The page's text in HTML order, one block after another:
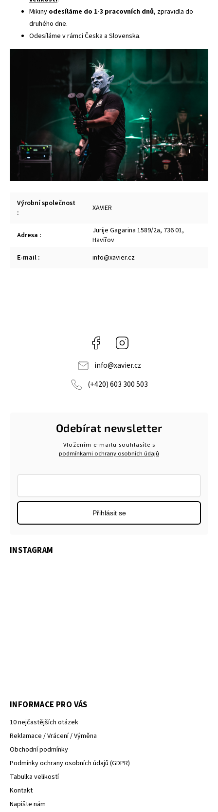
Mikiny odesíláme do 1-3 pracovních dnů, zpravidla do
druhého dne.
Odesíláme v rámci Česka a Slovenska.
Výrobní společnost
:
XAVIER
Adresa :
Jurije Gagarina 1589/2a, 736 01,
Havířov
E-mail : info@xavier.cz
Facebook
info@xavier.cz
(+420) 603 300 503
Odebírat newsletter
Vložením e-mailu souhlasíte s
podmínkami ochrany osobních údajů
Přihlásit se
INSTAGRAM
INFORMACE PRO VÁS
10 nejčastějších otázek
Reklamace / Vrácení / Výměna
Obchodní podmínky
Podmínky ochrany osobních údajů (GDPR)
Tabulka velikostí
Kontakt
Napište nám